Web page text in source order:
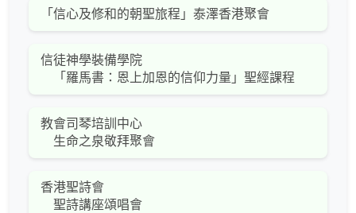
「信心及修和的朝聖旅程」泰澤香港聚會
信徒神學裝備學院
「羅馬書：恩上加恩的信仰力量」聖經課程
教會司琴培訓中心
生命之泉敬拜聚會
香港聖詩會
聖詩講座頌唱會